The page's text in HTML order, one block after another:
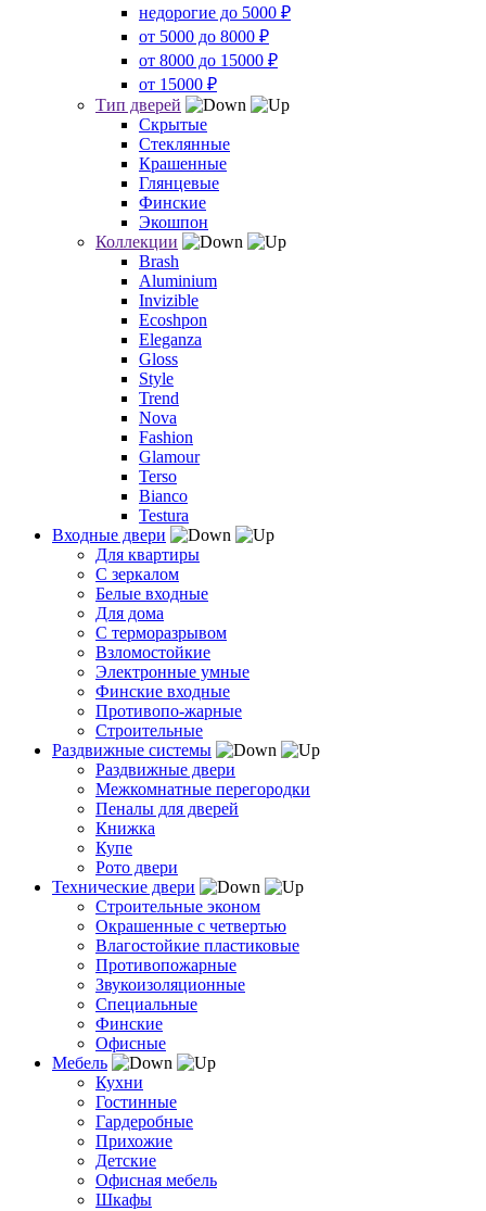
недорогие до 5000 ₽
от 5000 до 8000 ₽
от 8000 до 15000 ₽
от 15000 ₽
Тип дверей
Скрытые
Стеклянные
Крашенные
Глянцевые
Финские
Экошпон
Коллекции
Brash
Aluminium
Invizible
Ecoshpon
Eleganza
Gloss
Style
Trend
Nova
Fashion
Glamour
Terso
Bianco
Testura
Входные двери
Для квартиры
С зеркалом
Белые входные
Для дома
С терморазрывом
Взломостойкие
Электронные умные
Финские входные
Противопо-жарные
Строительные
Раздвижные системы
Раздвижные двери
Межкомнатные перегородки
Пеналы для дверей
Книжка
Купе
Рото двери
Технические двери
Строительные эконом
Окрашенные с четвертью
Влагостойкие пластиковые
Противопожарные
Звукоизоляционные
Специальные
Финские
Офисные
Мебель
Кухни
Гостинные
Гардеробные
Прихожие
Детские
Офисная мебель
Шкафы